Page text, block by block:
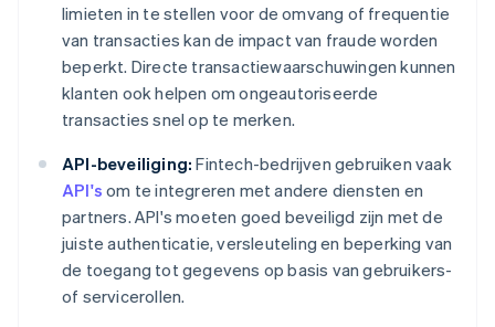
limieten in te stellen voor de omvang of frequentie
van transacties kan de impact van fraude worden
beperkt. Directe transactiewaarschuwingen kunnen
klanten ook helpen om ongeautoriseerde
transacties snel op te merken.
API-beveiliging: Fintech-bedrijven gebruiken vaak
API's om te integreren met andere diensten en
partners. API's moeten goed beveiligd zijn met de
juiste authenticatie, versleuteling en beperking van
de toegang tot gegevens op basis van gebruikers-
of servicerollen.